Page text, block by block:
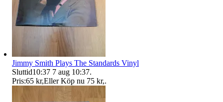
Jimmy Smith Plays The Standards Vinyl
Sluttid10:37 7 aug 10:37.
Pris:65 kr,Eller Köp nu 75 kr,.